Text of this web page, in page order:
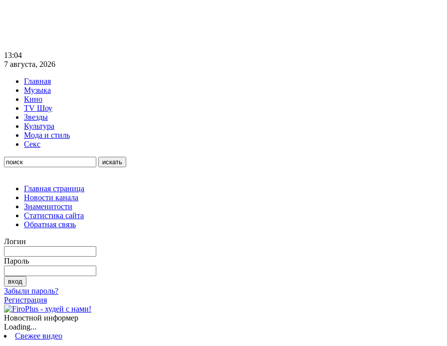
13:04
7 августа, 2026
Главная
Музыка
Кино
TV Шоу
Звезды
Культура
Мода и стиль
Секс
Главная страница
Новости канала
Знаменитости
Статистика сайта
Обратная связь
Логин
Пароль
Забыли пароль?
Регистрация
Новостной информер
Loading...
Свежее видео